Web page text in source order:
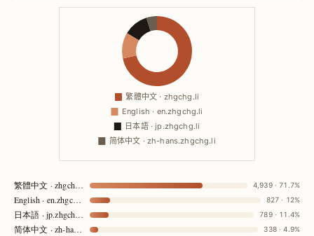
繁體中文 · zhgchg.li 4,939 · 71.7%
English · en.zhgchg.li 827 · 12%
日本語 · jp.zhgchg.li 789 · 11.4%
简体中文 · zh-hans.zhgchg.li 338 · 4.9%